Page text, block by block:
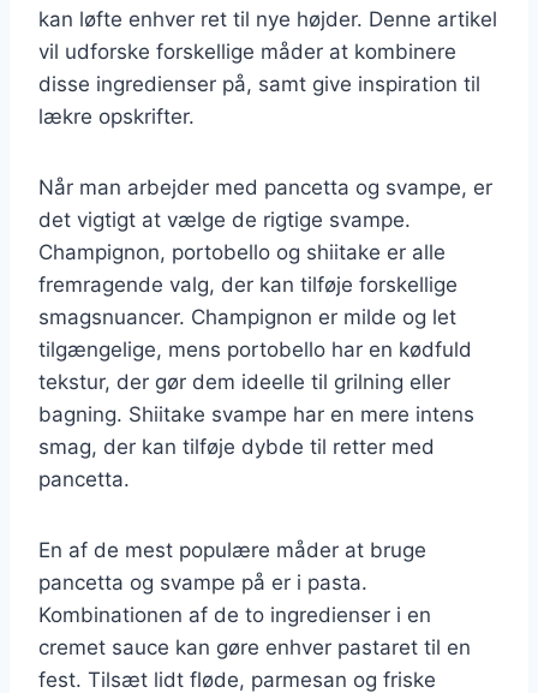
kan løfte enhver ret til nye højder. Denne artikel
vil udforske forskellige måder at kombinere
disse ingredienser på, samt give inspiration til
lækre opskrifter.
Når man arbejder med pancetta og svampe, er
det vigtigt at vælge de rigtige svampe.
Champignon, portobello og shiitake er alle
fremragende valg, der kan tilføje forskellige
smagsnuancer. Champignon er milde og let
tilgængelige, mens portobello har en kødfuld
tekstur, der gør dem ideelle til grilning eller
bagning. Shiitake svampe har en mere intens
smag, der kan tilføje dybde til retter med
pancetta.
En af de mest populære måder at bruge
pancetta og svampe på er i pasta.
Kombinationen af de to ingredienser i en
cremet sauce kan gøre enhver pastaret til en
fest. Tilsæt lidt fløde, parmesan og friske